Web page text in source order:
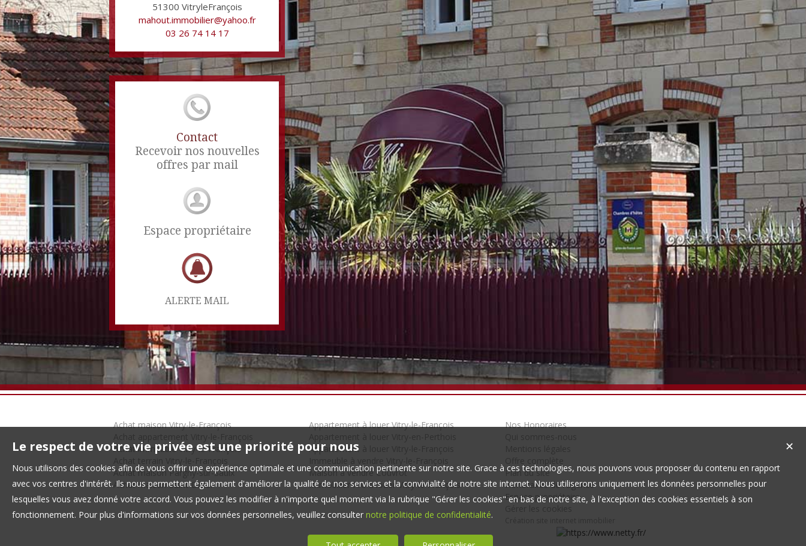
51300 VitryleFrançois
mahout.immobilier@yahoo.fr
03 26 74 14 17
Contact
Recevoir nos nouvelles
offres par mail
Espace propriétaire
ALERTE MAIL
Achat maison Vitry-le-François
Achat immeuble Vitry-le-François
Achat maison Pargny-sur-Saulx
Achat maison Saint-Dizier
Appartement à louer Vitry-le-François
Appartement à louer Vitry-le-François
Maison à vendre Couvrot
Immobilier Pro à louer Vitry-le-François
Nos Honoraires
Plan du site
Honoraires de l'agence
Espace propriétaire
✕
Le respect de votre vie privée est une priorité pour nous
Nous utilisons des cookies afin de vous offrir une expérience optimale et une communication pertinente sur notre site. Grace à ces technologies, nous pouvons vous proposer du contenu en rapport
avec vos centres d'intérêt. Ils nous permettent également d'améliorer la qualité de nos services et la convivialité de notre site internet. Nous utiliserons uniquement les données personnelles pour
lesquelles vous avez donné votre accord. Vous pouvez les modifier à n'importe quel moment via la rubrique "Gérer les cookies" en bas de notre site, à l'exception des cookies essentiels à son
fonctionnement. Pour plus d'informations sur vos données personnelles, veuillez consulter notre politique de confidentialité.